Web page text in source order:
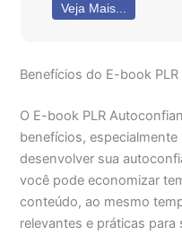
Veja Mais...
Benefícios do E-book
O E-book PLR
benefícios,
desenvolver sua
você pode economizar
conteúdo, ao mesmo
relevantes e práticas